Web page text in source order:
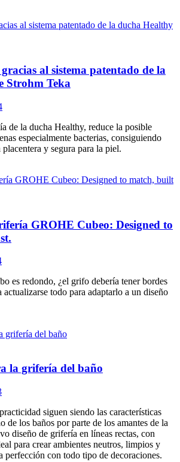
al sistema patentado de la
Strohm Teka
de la ducha Healthy, reduce la posible
especialmente bacterias, consiguiendo
y segura para la piel.
GROHE Cubeo: Designed to
es redondo, ¿el grifo debería tener bordes
actualizarse todo para adaptarlo a un diseño
la grifería del baño
siguen siendo las características
de los baños por parte de los amantes de la
diseño de grifería en líneas rectas, con
para crear ambientes neutros, limpios y
perfección con todo tipo de decoraciones.